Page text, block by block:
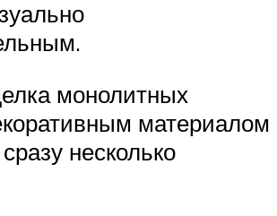
монолитных
материалом
несколько